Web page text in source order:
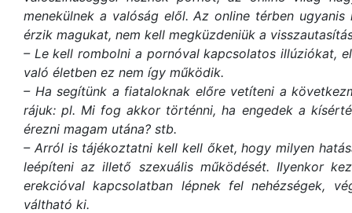
menekülnek a valóság elől. Az online térben
érzik magukat, nem kell megküzdeniük a
– Le kell rombolni a pornóval kapcsolatos illúziókat,
való életben ez nem így működik.
– Ha segítünk a fiataloknak előre vetíteni a
rájuk: pl. Mi fog akkor történni, ha engedek a
érezni magam utána? stb.
– Arról is tájékoztatni kell kell őket, hogy milyen
leépíteni az illető szexuális működését. Ilyenkor
erekcióval kapcsolatban lépnek fel nehézségek,
váltható ki.